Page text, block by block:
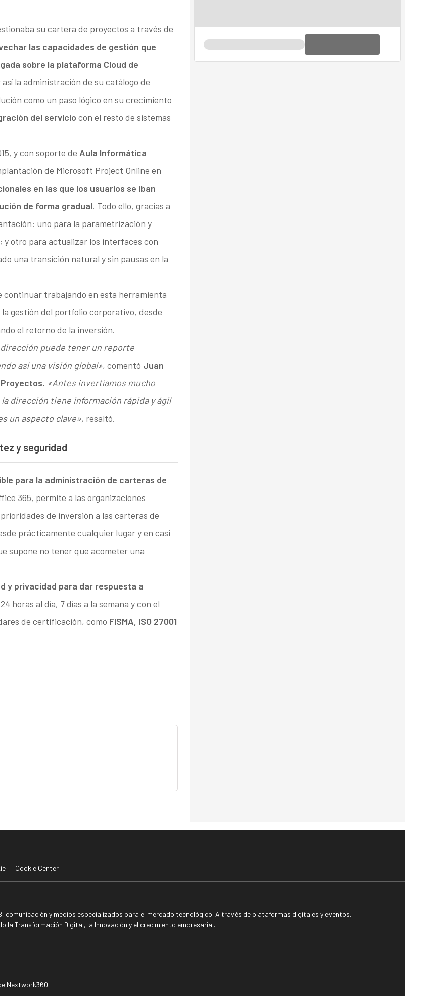
su cartera de proyectos a través de
las capacidades de gestión que
sobre la plataforma Cloud de
la administración de su catálogo de
como un paso lógico en su crecimiento
del servicio con el resto de sistemas
y con soporte de Aula Informática
de Microsoft Project Online en
en las que los usuarios se iban
de forma gradual. Todo ello, gracias a
uno para la parametrización y
otro para actualizar los interfaces con
una transición natural y sin pausas en la
continuar trabajando en esta herramienta
gestión del portfolio corporativo, desde
el retorno de la inversión.
puede tener un reporte
así una visión global», comentó Juan
. «Antes invertíamos mucho
dirección tiene información rápida y ágil
un aspecto clave», resaltó.
y seguridad
para la administración de carteras de
365, permite a las organizaciones
de inversión a las carteras de
prácticamente cualquier lugar y en casi
supone no tener que acometer una
y privacidad para dar respuesta a
horas al día, 7 días a la semana y con el
de certificación, como FISMA, ISO 27001
Cookie Center
comunicación y medios especializados para el mercado tecnológico. A través de plataformas digitales y eventos,
Transformación Digital, la Innovación y el crecimiento empresarial.
Nextwork360.